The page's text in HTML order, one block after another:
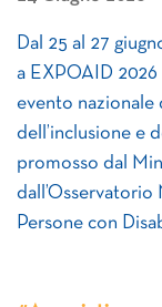
Dal 25 al 27
a EXPOAID 2026
evento nazionale
dell’inclusione e
promosso dal
Persone con